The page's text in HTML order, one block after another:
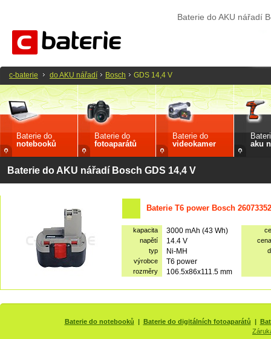
Baterie do AKU nářadí
Baterie do
notebooků
Baterie do
fotoaparátů
Baterie do
videokamer
aku
Baterie do AKU nářadí Bosch GDS 14,4 V
Baterie T6 power Bosch
kapacita 3000 mAh (43 Wh)
napětí
14.4 V
typ
Ni-MH
výrobce
T6 power
rozměry 106.5x86x111.5 mm
c-baterie do AKU nářadí Bosch GDS 14,4 V
Baterie do notebooků | Baterie do digitálních fotoaparátů |